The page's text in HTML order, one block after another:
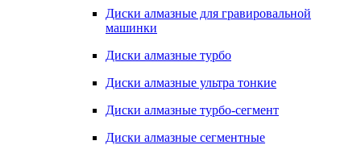
Диски алмазные для гравировальной
машинки
Диски алмазные турбо
Диски алмазные ультра тонкие
Диски алмазные турбо-сегмент
Диски алмазные сегментные